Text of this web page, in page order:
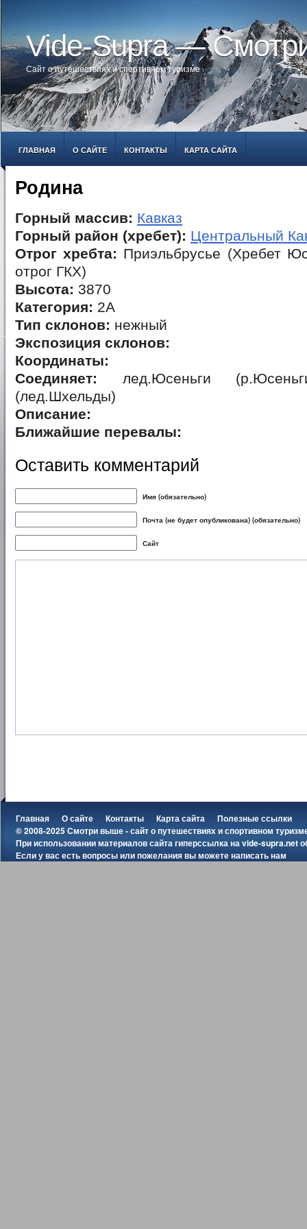
Vide-Supra —
Сайт о путешествиях и спортивном туризме
ГЛАВНАЯ О САЙТЕ КОНТАКТЫ КАРТА САЙТА
Родина
Горный массив: Кавказ
Горный район (хребет): Центральный
Отрог хребта: Приэльбрусье (Хребет
отрог ГКХ)
Высота: 3870
Категория: 2А
Тип склонов: нежный
Экспозиция склонов:
Координаты:
Соединяет: лед.Юсеньги
(лед.Шхельды)
Описание:
Ближайшие перевалы:
Оставить комментарий
Имя (обязательно)
Почта (не будет опубликована) (обязательно)
Сайт
Главная О сайте Контакты Карта сайта
Полезные ссылки
© 2008-2025 Смотри выше - сайт о путешествиях и спортивном
При использовании материалов сайта гиперссылка наvide-supra.net
Если у вас есть вопросы или пожелания вы можетенаписать нам